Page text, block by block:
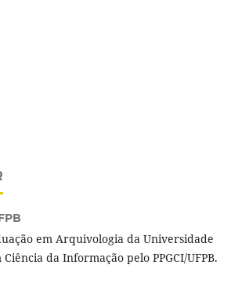
em Arquivologia da Universidade
da Informação pelo PPGCI/UFPB.